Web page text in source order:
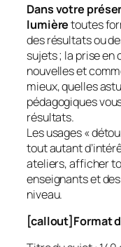
Dans votre
lumièretoutes
des résultats ou
sujets ; la prise
nouvelles et
mieux, quelles
pédagogiques
résultats.
Les usages «
tout autant
ateliers, afficher
enseignants et
niveau.
[callout]Format